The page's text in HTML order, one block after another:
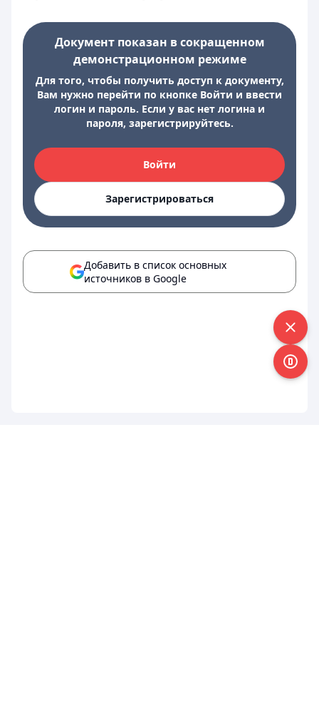
Документ показан в сокращенном
демонстрационном режиме
Для того, чтобы получить доступ к документу,
Вам нужно перейти по кнопке Войти и ввести
логин и пароль. Если у вас нет логина и
пароля, зарегистрируйтесь.
Войти
Зарегистрироваться
Добавить в список основных
источников в Google